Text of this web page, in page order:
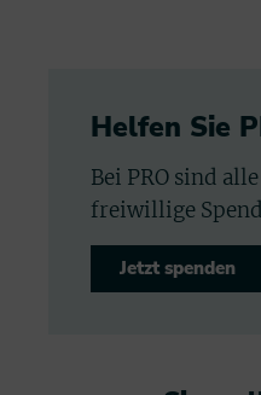
Helfen Sie
Bei PRO sind
freiwillige
Jetzt spenden